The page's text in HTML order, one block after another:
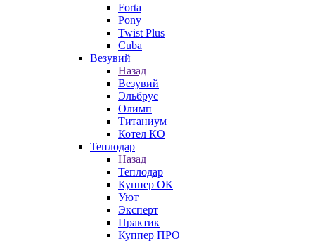
Forta
Pony
Twist Plus
Cuba
Везувий
Назад
Везувий
Эльбрус
Олимп
Титаниум
Котел КО
Теплодар
Назад
Теплодар
Куппер ОК
Уют
Эксперт
Практик
Куппер ПРО